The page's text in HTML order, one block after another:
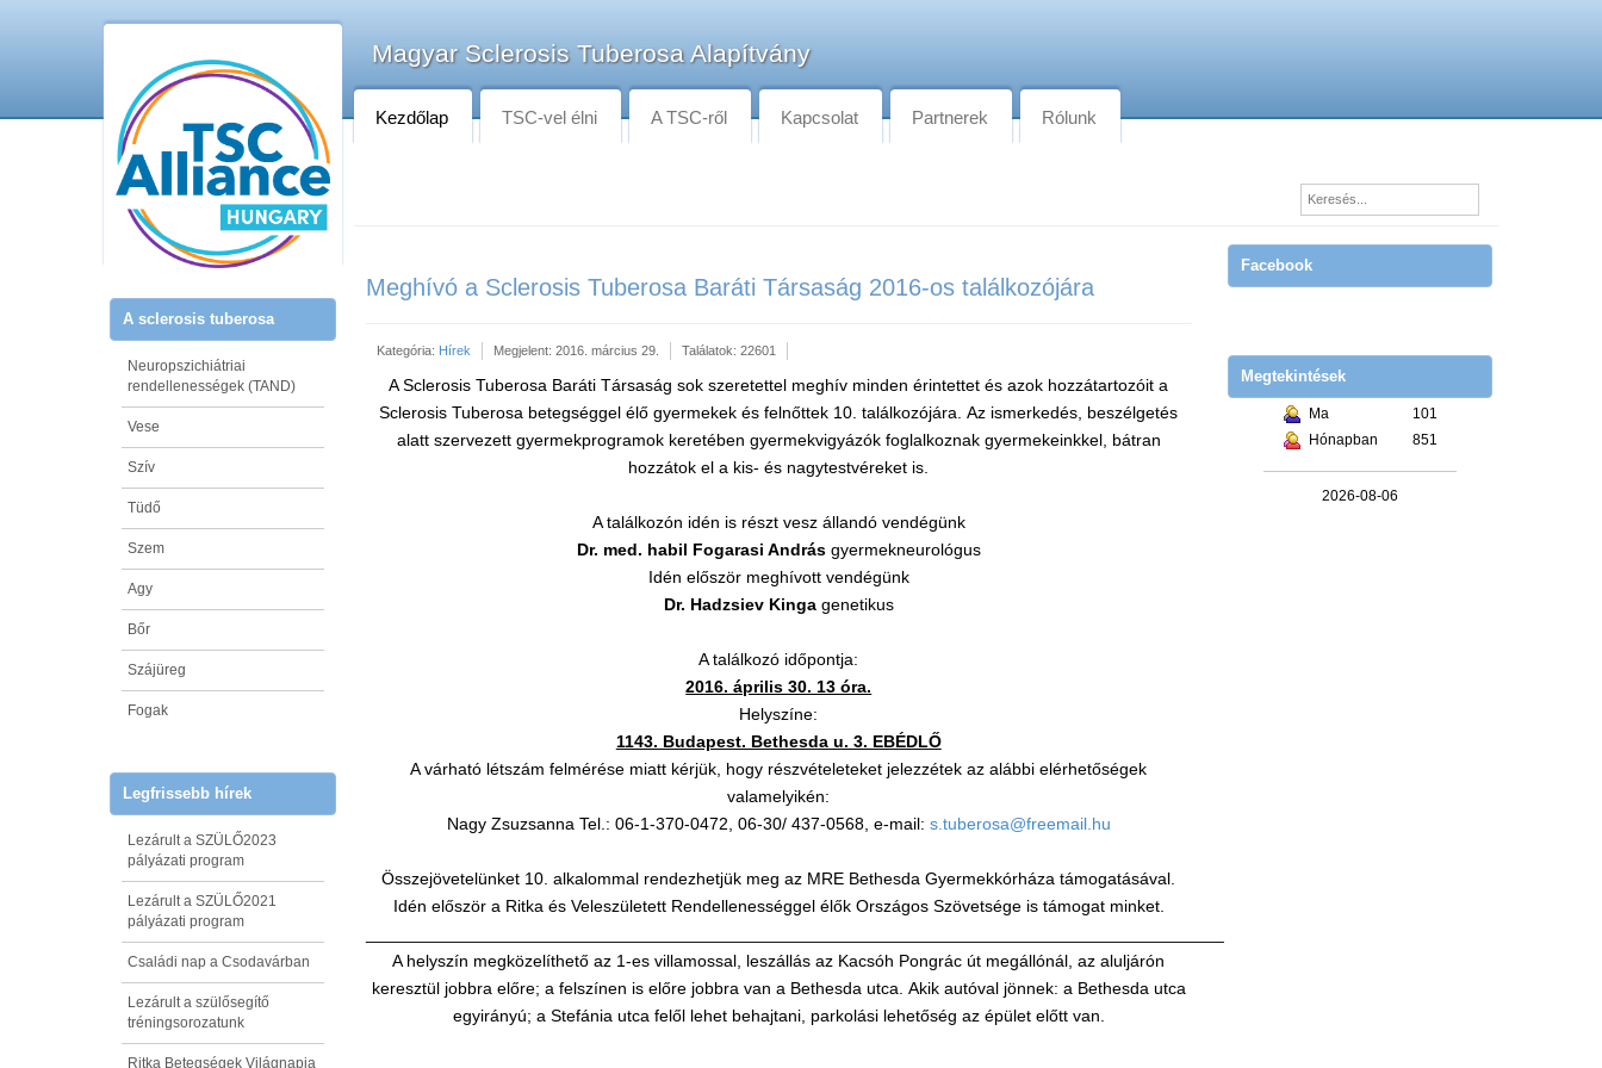
A sclerosis tuberosa
Neuropszichiátriai
rendellenességek (TAND)
Vese
Szív
Tüdő
Szem
Agy
Bőr
Szájüreg
Fogak
Legfrissebb hírek
Lezárult a SZÜLŐ2023
pályázati program
Lezárult a SZÜLŐ2021
pályázati program
Családi nap a Csodavárban
Lezárult a szülősegítő
tréningsorozatunk
Ritka Betegségek Világnapja
Magyar Sclerosis Tuberosa Alapítvány
Kezdőlap TSC-vel élni A TSC-ről Kapcsolat Partnerek Rólunk
Meghívó a Sclerosis Tuberosa Baráti Társaság 2016-os találkozójára
Kategória: Hírek Megjelent: 2016. március 29. Találatok: 22601
A Sclerosis Tuberosa Baráti Társaság sok szeretettel meghív minden érintettet és azok hozzátartozóit a
Sclerosis Tuberosa betegséggel élő gyermekek és felnőttek 10. találkozójára. Az ismerkedés, beszélgetés
alatt szervezett gyermekprogramok keretében gyermekvigyázók foglalkoznak gyermekeinkkel, bátran
hozzátok el a kis- és nagytestvéreket is.
A találkozón idén is részt vesz állandó vendégünk
Dr. med. habil Fogarasi Andrásgyermekneurológus
Idén először meghívott vendégünk
Dr. Hadzsiev Kingagenetikus
A találkozó időpontja:
2016. április 30. 13 óra.
Helyszíne:
1143. Budapest. Bethesda u. 3. EBÉDLŐ
A várható létszám felmérése miatt kérjük, hogy részvételeteket jelezzétek az alábbi elérhetőségek
valamelyikén:
Nagy Zsuzsanna Tel.: 06-1-370-0472, 06-30/ 437-0568, e-mail: s.tuberosa@freemail.hu
Összejövetelünket 10. alkalommal rendezhetjük meg az MRE Bethesda Gyermekkórháza támogatásával.
Idén először a Ritka és Veleszületett Rendellenességgel élők Országos Szövetsége is támogat minket.
A helyszín megközelíthető az 1-es villamossal, leszállás az Kacsóh Pongrác út megállónál, az aluljárón
keresztül jobbra előre; a felszínen is előre jobbra van a Bethesda utca. Akik autóval jönnek: a Bethesda utca
egyirányú; a Stefánia utca felől lehet behajtani, parkolási lehetőség az épület előtt van.
Facebook
Megtekintések
Ma
101
Hónapban
851
2026-08-06